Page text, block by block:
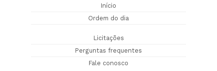
Início
Ordem do dia
Licitações
Perguntas frequentes
Fale conosco